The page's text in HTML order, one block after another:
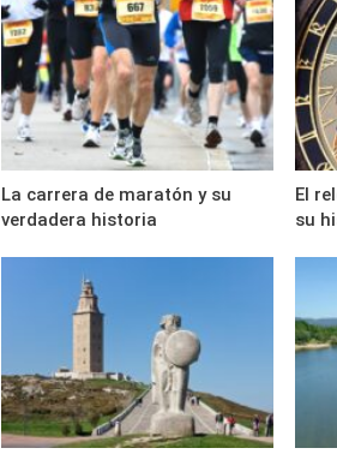
La carrera de maratón y su
verdadera historia
El
su